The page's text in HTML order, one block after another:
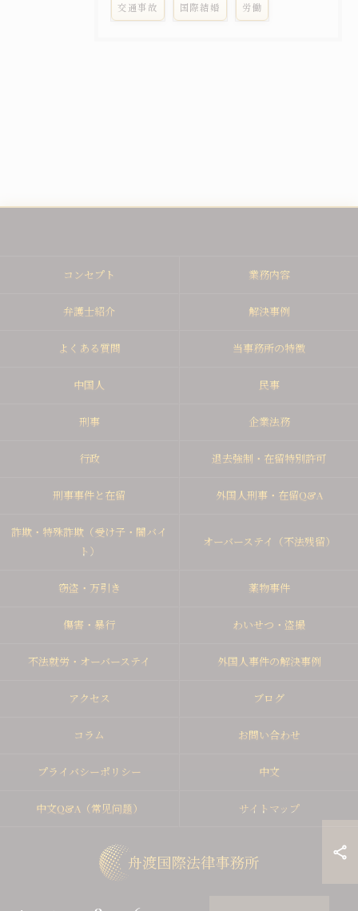
交通事故 国際結婚 労働
コンセプト 業務内容
弁護士紹介 解決事例
よくある質問 当事務所の特徴
中国人 民事
刑事 企業法務
行政 退去強制・在留特別許可
刑事事件と在留 外国人刑事・在留Q&A
詐欺・特殊詐欺（受け子・闇バイ
ト）
オーバーステイ（不法残留）
窃盗・万引き 薬物事件
傷害・暴行 わいせつ・盗撮
不法就労・オーバーステイ 外国人事件の解決事例
アクセス ブログ
コラム お問い合わせ
プライバシーポリシー 中文
中文Q&A（常见问题） サイトマップ